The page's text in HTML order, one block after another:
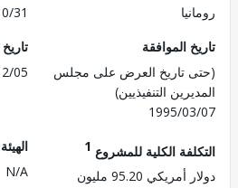
1994/10/31
الموافقة
تاريخ العرض على مجلس
التنفيذيين)
1995/
تاريخ النفاذ
1995/12/05
الكلية للمشروع1
95.20 مليون
الهيئة المنفذة